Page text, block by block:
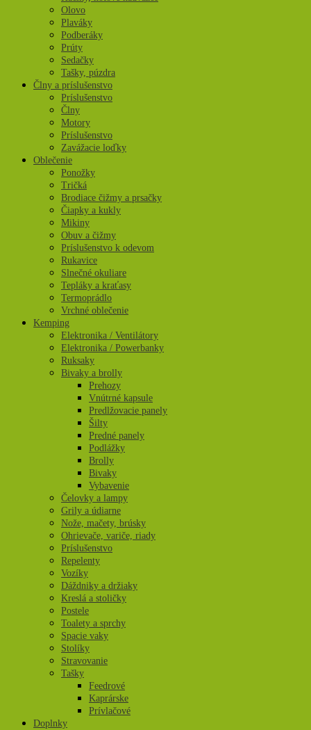
Olovo
Plaváky
Podberáky
Prúty
Sedačky
Tašky, púzdra
Člny a príslušenstvo
Príslušenstvo
Člny
Motory
Príslušenstvo
Zavážacie loďky
Oblečenie
Ponožky
Tričká
Brodiace čižmy a prsačky
Čiapky a kukly
Mikiny
Obuv a čižmy
Príslušenstvo k odevom
Rukavice
Slnečné okuliare
Tepláky a kraťasy
Termoprádlo
Vrchné oblečenie
Kemping
Elektronika / Ventilátory
Elektronika / Powerbanky
Ruksaky
Bivaky a brolly
Prehozy
Vnútrné kapsule
Predlžovacie panely
Šilty
Predné panely
Podlážky
Brolly
Bivaky
Vybavenie
Čelovky a lampy
Grily a údiarne
Nože, mačety, brúsky
Ohrievače, variče, riady
Príslušenstvo
Repelenty
Vozíky
Dáždniky a držiaky
Kreslá a stoličky
Postele
Toalety a sprchy
Spacie vaky
Stolíky
Stravovanie
Tašky
Feedrové
Kaprárske
Prívlačové
Doplnky